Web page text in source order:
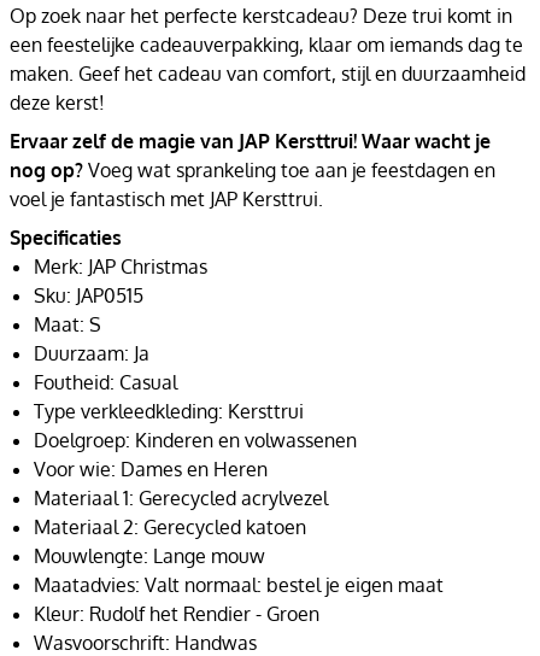
Op zoek naar het perfecte kerstcadeau? Deze trui komt in
een feestelijke cadeauverpakking, klaar om iemands dag te
maken. Geef het cadeau van comfort, stijl en duurzaamheid
deze kerst!
Ervaar zelf de magie van JAP Kersttrui! Waar wacht je
nog op? Voeg wat sprankeling toe aan je feestdagen en
voel je fantastisch met JAP Kersttrui.
Specificaties
Merk: JAP Christmas
Sku: JAP0515
Maat: S
Duurzaam: Ja
Foutheid: Casual
Type verkleedkleding: Kersttrui
Doelgroep: Kinderen en volwassenen
Voor wie: Dames en Heren
Materiaal 1: Gerecycled acrylvezel
Materiaal 2: Gerecycled katoen
Mouwlengte: Lange mouw
Maatadvies: Valt normaal: bestel je eigen maat
Kleur: Rudolf het Rendier - Groen
Wasvoorschrift: Handwas